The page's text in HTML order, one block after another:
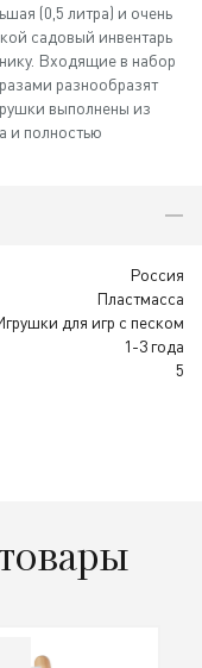
(0,5 литра) и очень
садовый инвентарь
Входящие в набор
разнообразят
выполнены из
и полностью
Россия
Пластмасса
для игр с песком
1-3 года
5